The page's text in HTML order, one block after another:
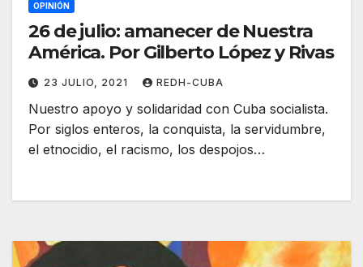
OPINIÓN
26 de julio: amanecer de Nuestra
América. Por Gilberto López y Rivas
23 JULIO, 2021 REDH-CUBA
Nuestro apoyo y solidaridad con Cuba socialista.
Por siglos enteros, la conquista, la servidumbre,
el etnocidio, el racismo, los despojos…